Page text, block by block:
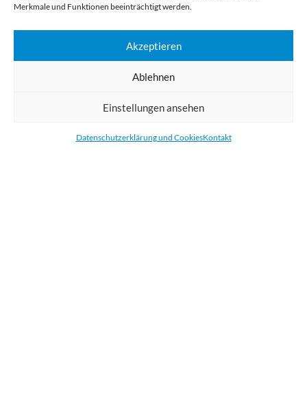
Merkmale und Funktionen beeinträchtigt werden.
Akzeptieren
Ablehnen
Einstellungen ansehen
Datenschutzerklärung und CookiesKontakt
Digital Großformatdruck
Bestellen Sie gedruckte Werbemittel online für Ihr Unternehmen. Wir
und Aufkleber. Wir liefern unsere Druckprodukte Deutschland,